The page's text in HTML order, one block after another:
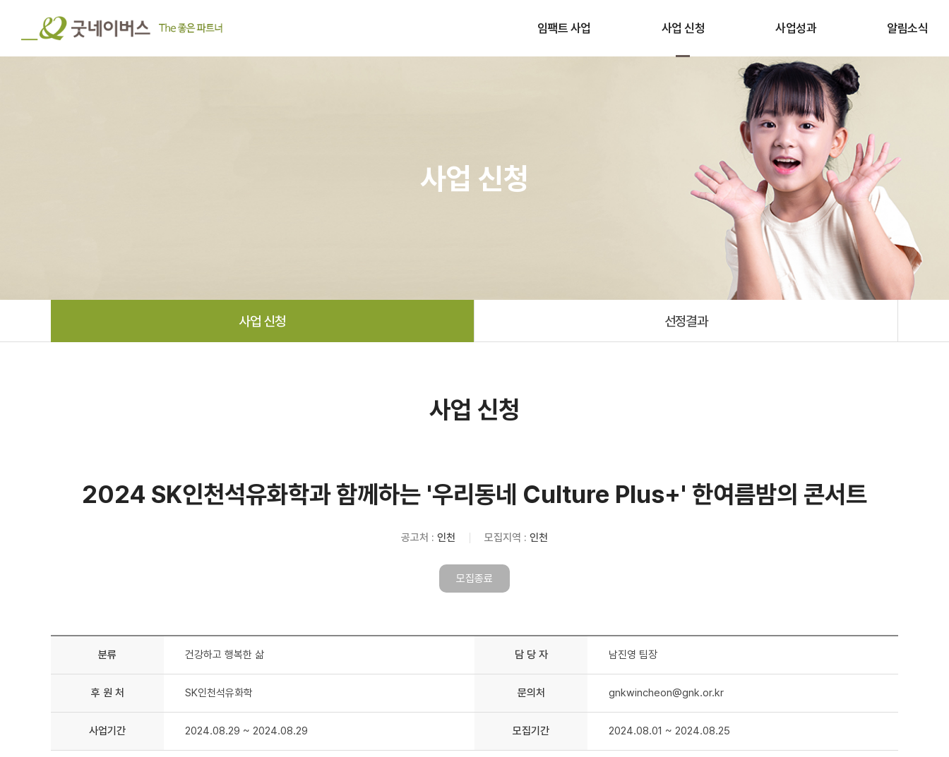
임팩트 사업 사업 신청 사업성과
스토리
성과보고
알림소식
자주하는 질문
사업 신청
사업 신청 선정결과
사업 신청
2024 SK인천석유화학과 함께하는 '우리동네 Culture Plus+' 한여름밤의 콘서트
공고처 : 인천 모집지역 : 인천
모집종료
분류 건강하고 행복한 삶 담 당 자 남진영 팀장
후 원 처 SK인천석유화학 문의처 gnkwincheon@gnk.or.kr
사업기간 2024.08.29 ~ 2024.08.29 모집기간 2024.08.01 ~ 2024.08.25